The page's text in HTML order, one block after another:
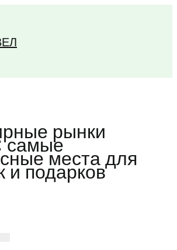
рынки
самые
места для
и подарков